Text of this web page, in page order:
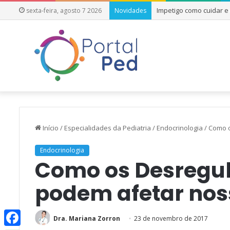
sexta-feira, agosto 7 2026 Novidades Impetigo como cuidar
Início / Especialidades da Pediatria / Endocrinologia / Como
Endocrinologia
Como os
podem afetar
Dra. Mariana Zorron 23 de novembro de 2017